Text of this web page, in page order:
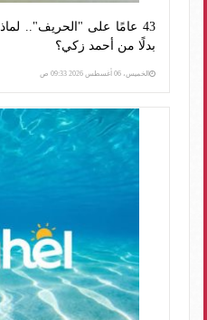
43 عامًا على "الحريف"..
بدلًا من أحمد زكي؟
الخميس، 06 أغسطس 2026 09:33 ص